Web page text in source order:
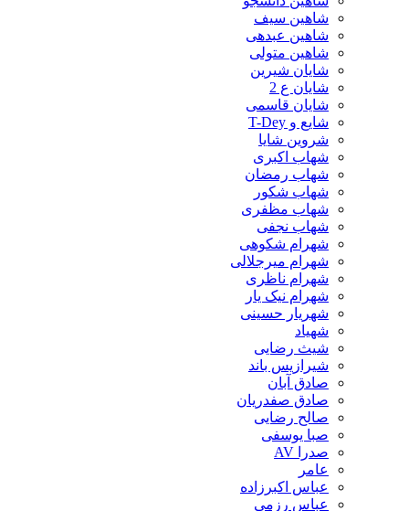
شاهین سیف
شاهین عبدهی
شاهین متولی
شایان شیرین
شایان ع 2
شایان قاسمی
شایع و T-Dey
شروین شایا
شهاب اکبری
شهاب رمضان
شهاب شکور
شهاب مظفری
شهاب نجفی
شهرام شکوهی
شهرام میرجلالی
شهرام ناظری
شهرام نیک یار
شهریار حسینی
شهیاد
شیث رضایی
شیرازیس باند
صادق آبان
صادق صفدریان
صالح رضایی
صبا یوسفی
صدرا AV
عامر
عباس اکبرزاده
عباس رزمی